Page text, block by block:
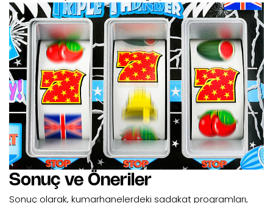
Sonuç ve Öneriler
Sonuç olarak, kumarhanelerdeki sadakat programları,